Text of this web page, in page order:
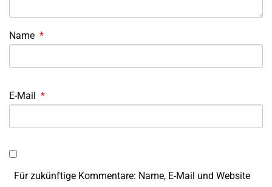
Name *
E-Mail *
Für zukünftige Kommentare: Name, E-Mail und Website